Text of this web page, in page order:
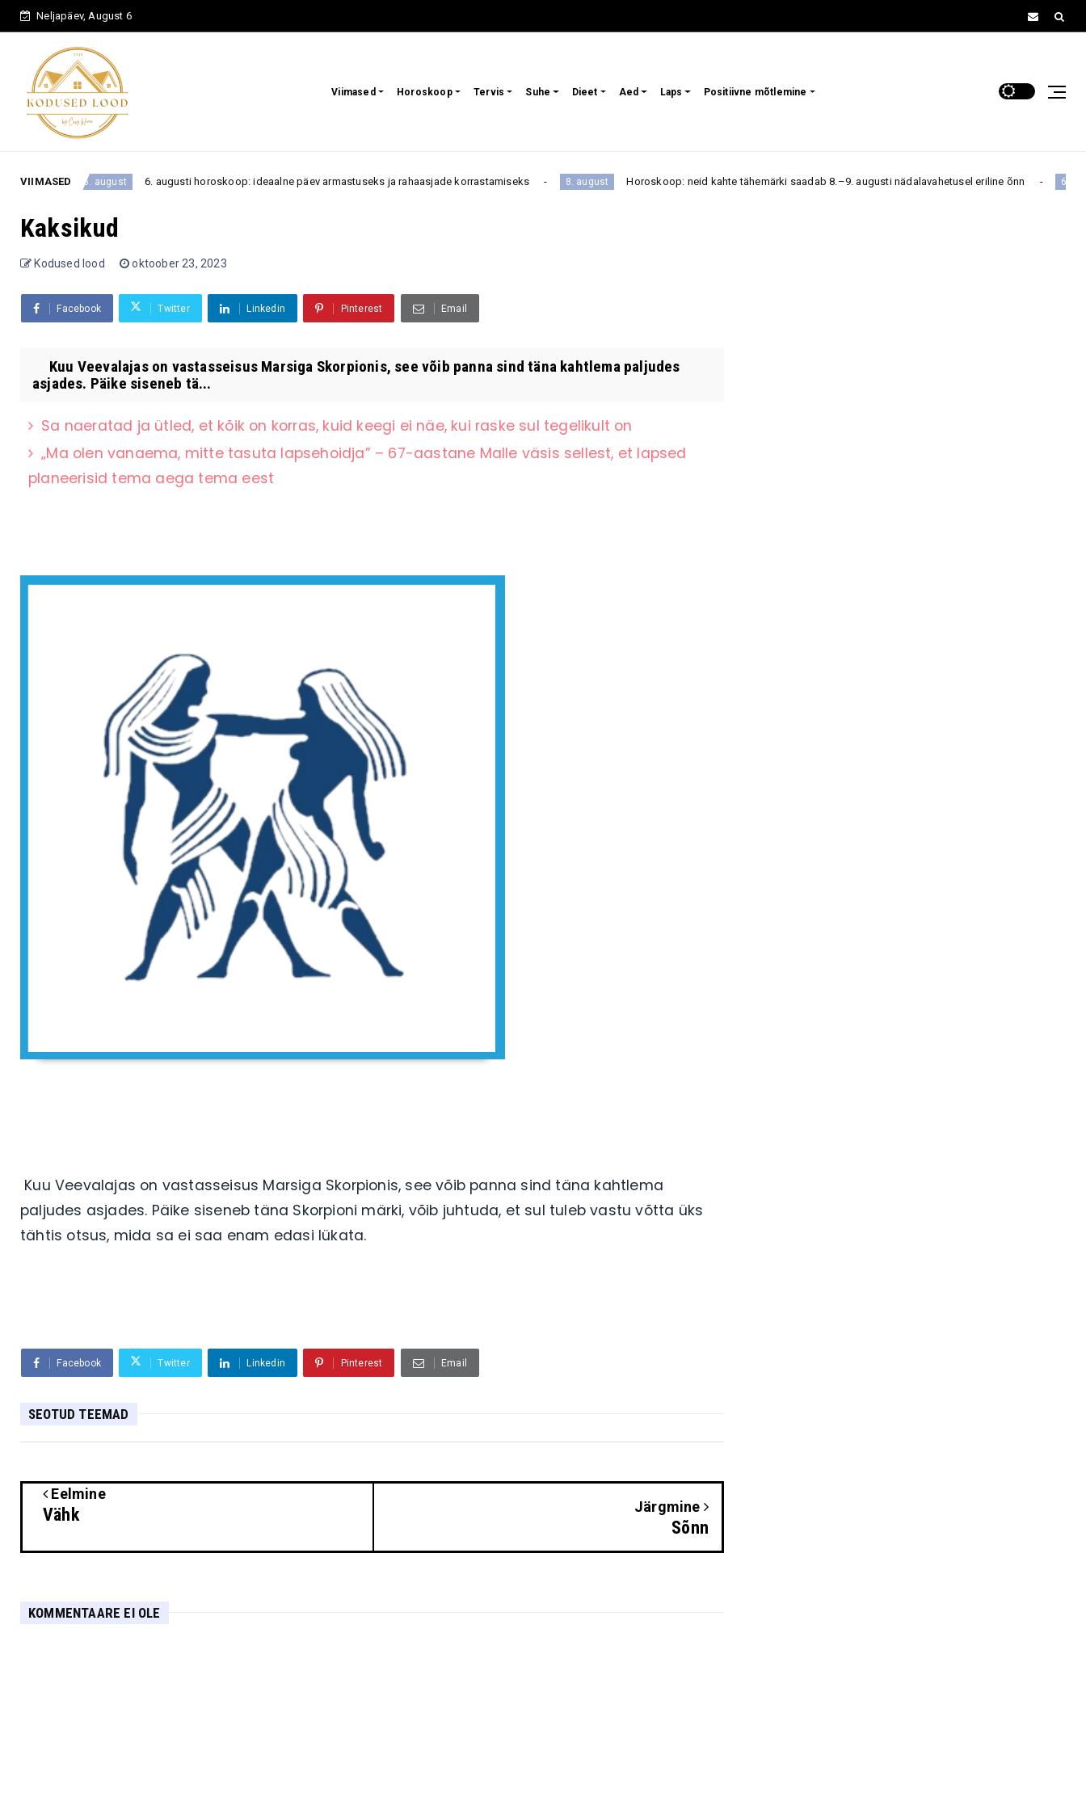
Neljapäev, August 6
Viimased Horoskoop Tervis Suhe Dieet Aed Laps Positiivne mõtlemine
VIIMASED
6. august 6. augusti horoskoop: ideaalne päev armastuseks ja rahaasjade korrastamiseks 8. august Horoskoop: neid kahte tähemärki saadab 8.–9. augusti nädalavahetusel eriline õnn 6. august
Kaksikud
Kodused lood oktoober 23, 2023
Facebook Twitter Linkedin Pinterest Email
Kuu Veevalajas on vastasseisus Marsiga Skorpionis, see võib panna sind täna kahtlema paljudes
asjades. Päike siseneb tä...
Sa naeratad ja ütled, et kõik on korras, kuid keegi ei näe, kui raske sul tegelikult on
„Ma olen vanaema, mitte tasuta lapsehoidja” – 67-aastane Malle väsis sellest, et lapsed
planeerisid tema aega tema eest
Kuu Veevalajas on vastasseisus Marsiga Skorpionis, see võib panna sind täna kahtlema
paljudes asjades. Päike siseneb täna Skorpioni märki, võib juhtuda, et sul tuleb vastu võtta üks
tähtis otsus, mida sa ei saa enam edasi lükata.
Facebook Twitter Linkedin Pinterest Email
SEOTUD TEEMAD
Eelmine
Vähk Järgmine
Sõnn
KOMMENTAARE EI OLE